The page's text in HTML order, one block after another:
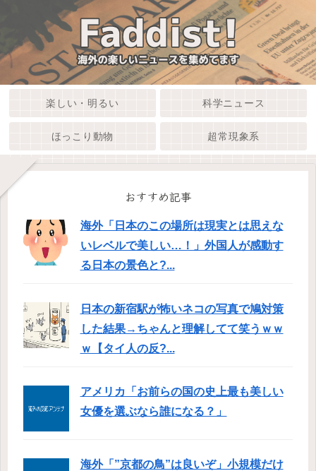
楽しい・明るい 科学ニュース
ほっこり動物 超常現象系
おすすめ記事
海外「日本のこの場所は現実とは思えな
いレベルで美しい…！」外国人が感動す
る日本の景色と?...
日本の新宿駅が怖いネコの写真で鳩対策
した結果→ちゃんと理解してて笑うｗｗ
ｗ【タイ人の反?...
アメリカ「お前らの国の史上最も美しい
女優を選ぶなら誰になる？」
海外「”京都の鳥”は良いぞ」小規模だけ